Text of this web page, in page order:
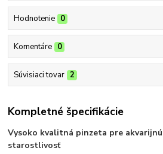
Hodnotenie 0
Komentáre 0
Súvisiaci tovar 2
Kompletné špecifikácie
Vysoko kvalitná pinzeta pre
starostlivosť